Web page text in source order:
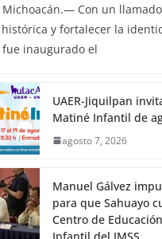
Michoacán.— Con un
y fortalecer la
fue inaugurado el
UAER-Jiquilpan
Matiné Infantil de
agosto 7, 2026
Manuel Gálvez
para que Sahuayo
Centro de